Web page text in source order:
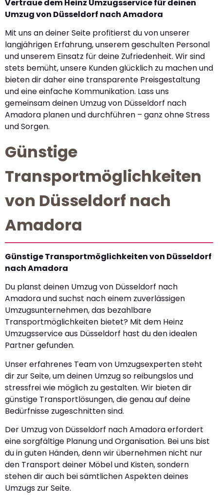
Vertraue dem Heinz Umzugsservice für deinen
Umzug von Düsseldorf nach Amadora
Mit uns an deiner Seite profitierst du von unserer
langjährigen Erfahrung, unserem geschulten Personal
und unserem Einsatz für deine Zufriedenheit. Wir sind
stets bemüht, unsere Kunden glücklich zu machen und
bieten dir daher eine transparente Preisgestaltung
und eine einfache Kommunikation. Lass uns
gemeinsam deinen Umzug von Düsseldorf nach
Amadora planen und durchführen – ganz ohne Stress
und Sorgen.
Günstige
Transportmöglichkeiten
von Düsseldorf nach
Amadora
Günstige Transportmöglichkeiten von Düsseldorf
nach Amadora
Du planst deinen Umzug von Düsseldorf nach
Amadora und suchst nach einem zuverlässigen
Umzugsunternehmen, das bezahlbare
Transportmöglichkeiten bietet? Mit dem Heinz
Umzugsservice aus Düsseldorf hast du den idealen
Partner gefunden.
Unser erfahrenes Team von Umzugsexperten steht
dir zur Seite, um deinen Umzug so reibungslos und
stressfrei wie möglich zu gestalten. Wir bieten dir
günstige Transportlösungen, die genau auf deine
Bedürfnisse zugeschnitten sind.
Der Umzug von Düsseldorf nach Amadora erfordert
eine sorgfältige Planung und Organisation. Bei uns bist
du in guten Händen, denn wir übernehmen nicht nur
den Transport deiner Möbel und Kisten, sondern
stehen dir auch bei sämtlichen Aspekten deines
Umzugs zur Seite.